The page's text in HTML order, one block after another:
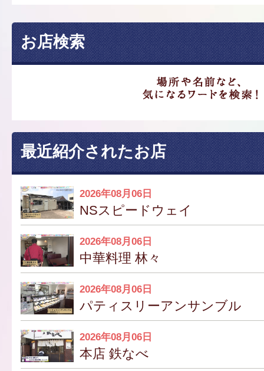
お店検索
最近紹介されたお店
2026年08月06日
NSスピードウェイ
2026年08月06日
中華料理 林々
2026年08月06日
パティスリーアンサンブル
2026年08月06日
本店 鉄なべ